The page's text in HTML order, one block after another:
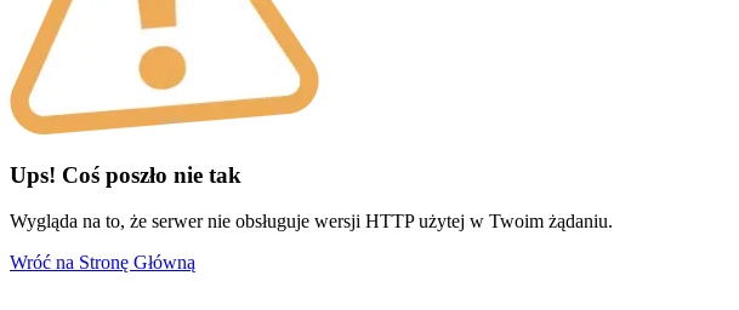
Ups! Coś poszło nie tak
Wygląda na to, że serwer nie obsługuje wersji HTTP użytej w Twoim żądaniu.
Wróć na Stronę Główną